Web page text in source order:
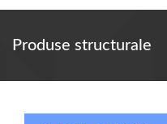
Produse structurale